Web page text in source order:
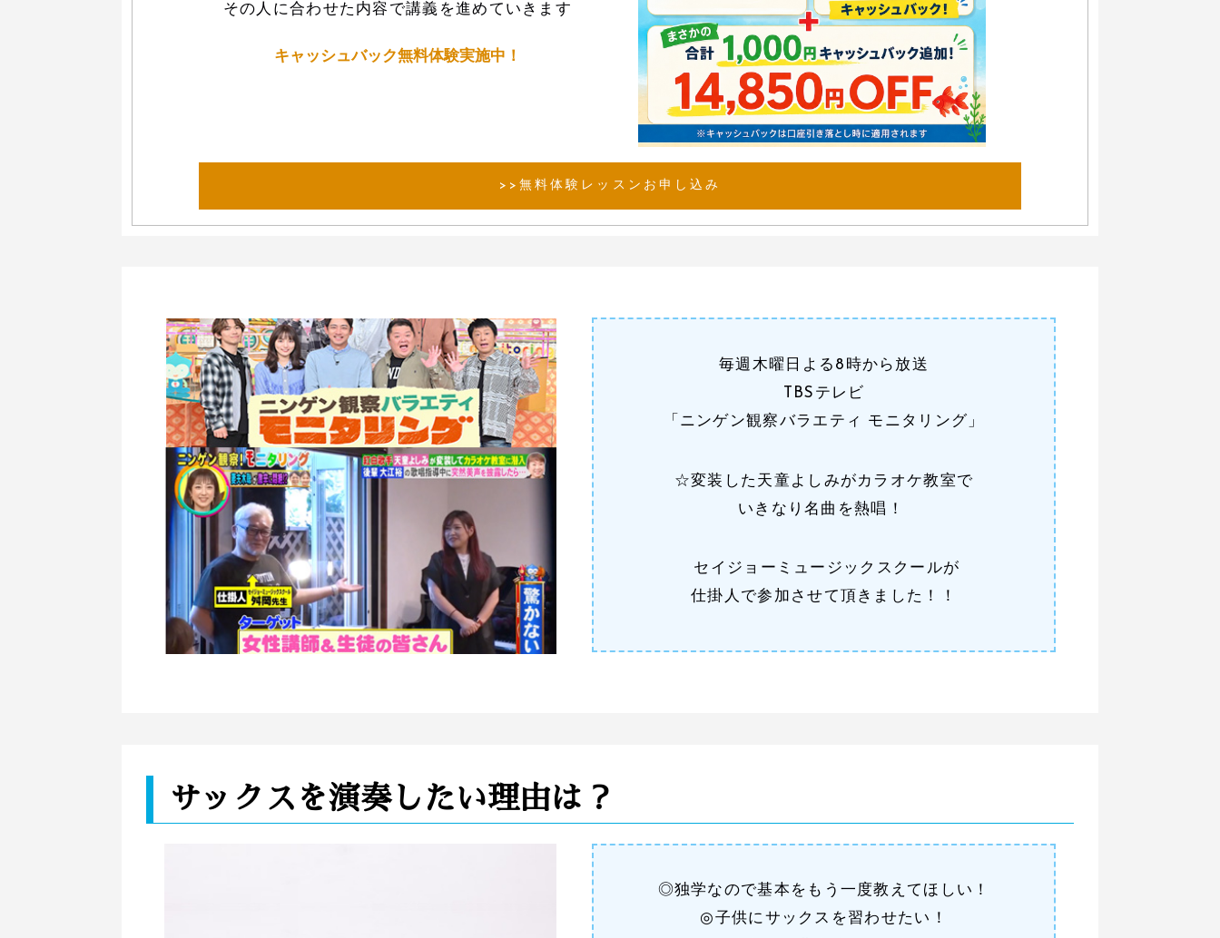
その人に合わせた内容で講義を進めていきます
キャッシュバック無料体験実施中！
>>無料体験レッスンお申し込み
毎週木曜日よる8時から放送
TBSテレビ
「ニンゲン観察バラエティ モニタリング」
☆変装した天童よしみがカラオケ教室で
いきなり名曲を熱唱！
セイジョーミュージックスクールが
仕掛人で参加させて頂きました！！
サックスを演奏したい理由は？
◎独学なので基本をもう一度教えてほしい！
◎子供にサックスを習わせたい！